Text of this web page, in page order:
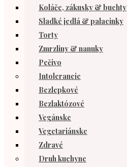
Koláče, zákusky & buchty
Sladké jedlá & palacinky
Torty
Zmrzliny & nanuky
Pečivo
Intolerancie
Bezlepkové
Bezlaktózové
Vegánske
Vegetariánske
Zdravé
Druh kuchyne